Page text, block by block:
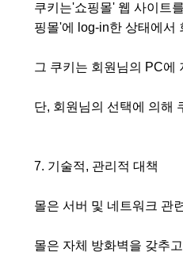
쿠키는'쇼핑몰' 웹 사이트
핑몰'에 log-in한 상태에서
그 쿠키는 회원님의 PC에
단, 회원님의 선택에 의해
7. 기술적, 관리적 대책
몰은 서버 및 네트워크 관
몰은 자체 방화벽을 갖추